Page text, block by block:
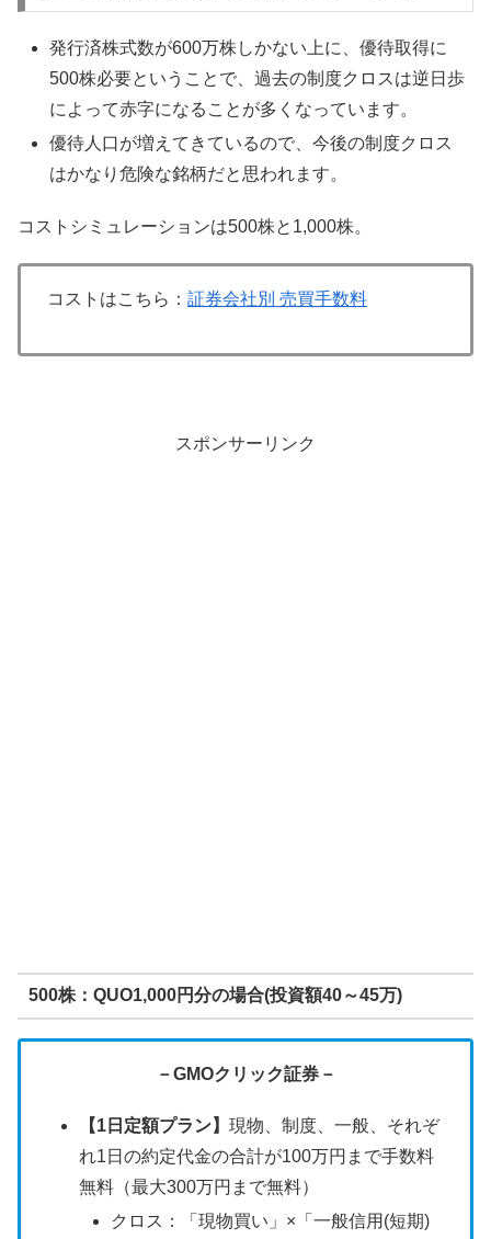
発行済株式数が600万株しかない上に、優待取得に
500株必要ということで、過去の制度クロスは逆日歩
によって赤字になることが多くなっています。
優待人口が増えてきているので、今後の制度クロス
はかなり危険な銘柄だと思われます。
コストシミュレーションは500株と1,000株。
コストはこちら： 証券会社別 売買手数料
スポンサーリンク
500株：QUO1,000円分の場合(投資額40～45万)
－GMOクリック証券－
【1日定額プラン】現物、制度、一般、それぞ
れ1日の約定代金の合計が100万円まで手数料
無料（最大300万円まで無料）
クロス：「現物買い」×「一般信用(短期)